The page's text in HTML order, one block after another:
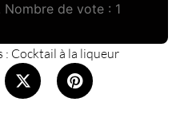
Nombre de vote : 1
: Cocktail à la liqueur